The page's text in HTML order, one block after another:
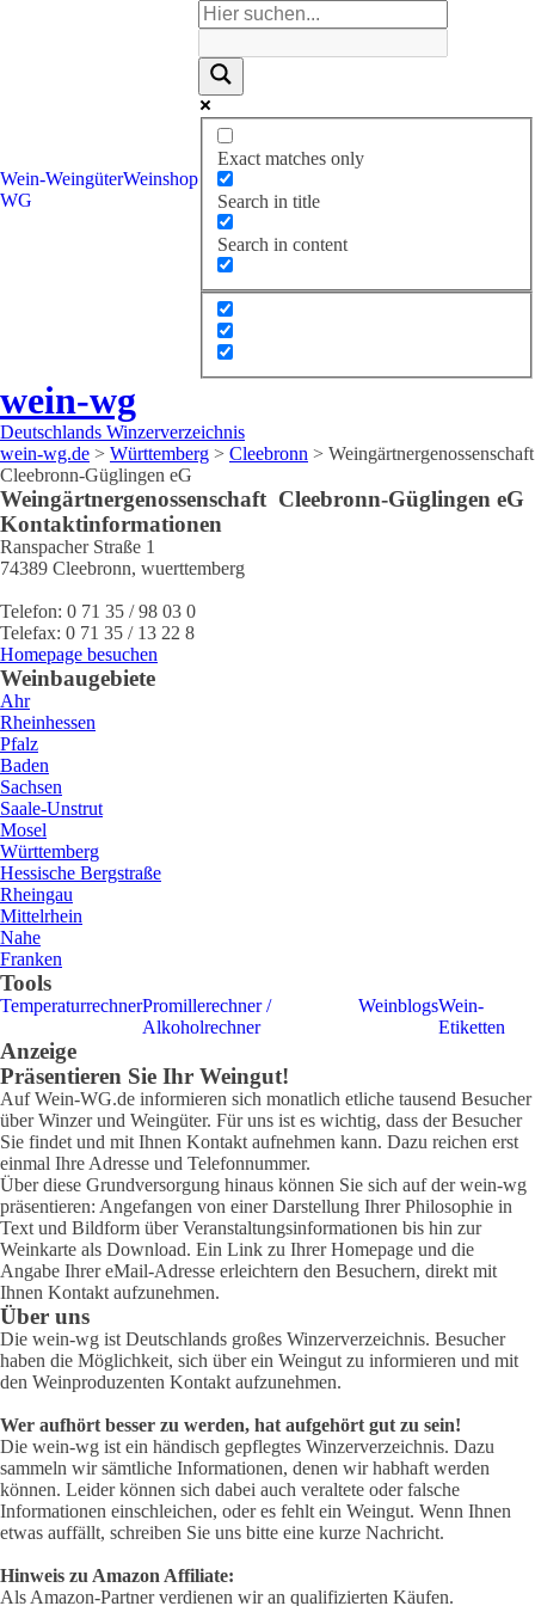
Wein-
WG
WeingüterWeinshop
Exact matches only
Search in title
Search in content
wein-wg
Deutschlands Winzerverzeichnis
wein-wg.de > Württemberg > Cleebronn > Weingärtnergenossenschaft
Cleebronn-Güglingen eG
Weingärtnergenossenschaft Cleebronn-Güglingen eG
Kontaktinformationen
Ranspacher Straße 1
74389 Cleebronn, wuerttemberg
Telefon: 0 71 35 / 98 03 0
Telefax: 0 71 35 / 13 22 8
Homepage besuchen
Weinbaugebiete
Ahr
Rheinhessen
Pfalz
Baden
Sachsen
Saale-Unstrut
Mosel
Württemberg
Hessische Bergstraße
Rheingau
Mittelrhein
Nahe
Franken
Tools
TemperaturrechnerPromillerechner /
Alkoholrechner
WeinblogsWein-
Etiketten
Anzeige
Präsentieren Sie Ihr Weingut!
Auf Wein-WG.de informieren sich monatlich etliche tausend Besucher
über Winzer und Weingüter. Für uns ist es wichtig, dass der Besucher
Sie findet und mit Ihnen Kontakt aufnehmen kann. Dazu reichen erst
einmal Ihre Adresse und Telefonnummer.
Über diese Grundversorgung hinaus können Sie sich auf der wein-wg
präsentieren: Angefangen von einer Darstellung Ihrer Philosophie in
Text und Bildform über Veranstaltungsinformationen bis hin zur
Weinkarte als Download. Ein Link zu Ihrer Homepage und die
Angabe Ihrer eMail-Adresse erleichtern den Besuchern, direkt mit
Ihnen Kontakt aufzunehmen.
Über uns
Die wein-wg ist Deutschlands großes Winzerverzeichnis. Besucher
haben die Möglichkeit, sich über ein Weingut zu informieren und mit
den Weinproduzenten Kontakt aufzunehmen.
Wer aufhört besser zu werden, hat aufgehört gut zu sein!
Die wein-wg ist ein händisch gepflegtes Winzerverzeichnis. Dazu
sammeln wir sämtliche Informationen, denen wir habhaft werden
können. Leider können sich dabei auch veraltete oder falsche
Informationen einschleichen, oder es fehlt ein Weingut. Wenn Ihnen
etwas auffällt, schreiben Sie uns bitte eine kurze Nachricht.
Hinweis zu Amazon Affiliate:
Als Amazon-Partner verdienen wir an qualifizierten Käufen.